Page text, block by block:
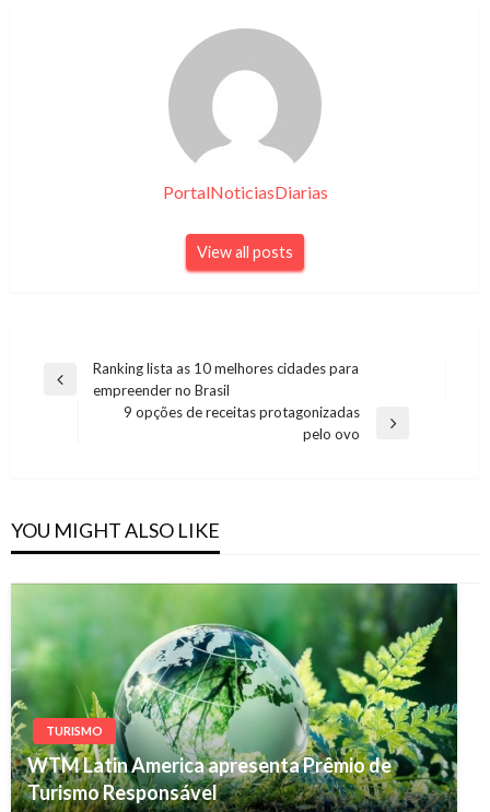
PortalNoticiasDiarias
View all posts
Navegação
Previous
Ranking lista as 10 melhores cidades para
empreender no Brasil
9 opções de receitas protagonizadas
pelo ovo
YOU MIGHT ALSO LIKE
TURISMO
WTM Latin America apresenta Prêmio de
Turismo Responsável